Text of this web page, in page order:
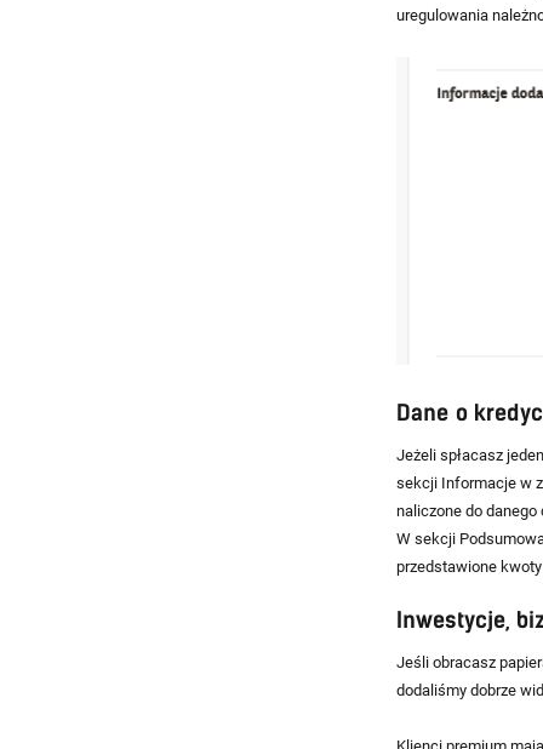
uregulowania
Dane o
Jeżeli spłacasz
sekcji Informacje w
naliczone do danego
W sekcji
przedstawione
Inwestycje,
Jeśli obracasz
dodaliśmy dobrze